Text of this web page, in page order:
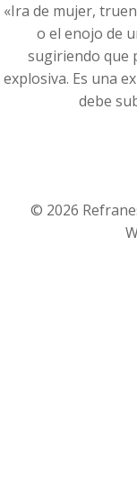
«Ira de mujer,
o el enojo de
sugiriendo que
explosiva. Es una
debe
© 2026